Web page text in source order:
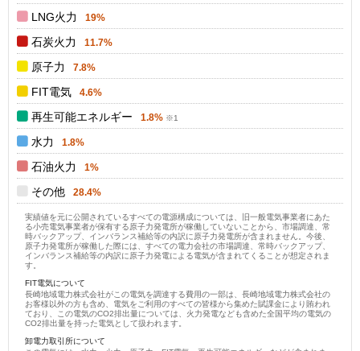
LNG火力 19%
石炭火力 11.7%
原子力 7.8%
FIT電気 4.6%
再生可能エネルギー 1.8%
水力 1.8%
石油火力 1%
その他 28.4%
実績値を元に公開されているすべての電源構成については、旧一般電気事業者にあた
る小売電気事業者が保有する原子力発電所が稼働していないことから、市場調達、常
時バックアップ、インバランス補給等の内訳に原子力発電所が含まれません。今後、
原子力発電所が稼働した際には、すべての電力会社の市場調達、常時バックアップ、
インバランス補給等の内訳に原子力発電による電気が含まれてくることが想定されま
す。
FIT電気について
長崎地域電力株式会社がこの電気を調達する費用の一部は、長崎地域電力株式会社の
お客様以外の方も含め、電気をご利用のすべての皆様から集めた賦課金により賄われ
ており、この電気のCO2排出量については、火力発電なども含めた全国平均の電気の
CO2排出量を持った電気として扱われます。
卸電力取引所について